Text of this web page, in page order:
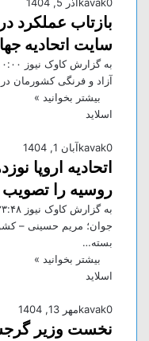
بازتاب عملکرد
سایت اتحادیه
آزاد و فرنگی کشورمان
بیشتر بخوانید »
اسلاید
kavakآبان 1, 1404 0
اتحادیه اروپا
روسیه را تصویب
جوان؛ مریم حسینی –
بسته…
بیشتر بخوانید »
اسلاید
kavakمهر 13, 1404 0
نخست وزیر